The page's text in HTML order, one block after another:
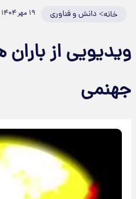
خانه>دانش و فناوری ۱۹ مهر ۱۴۰۴
ویدیویی از
جهنمی